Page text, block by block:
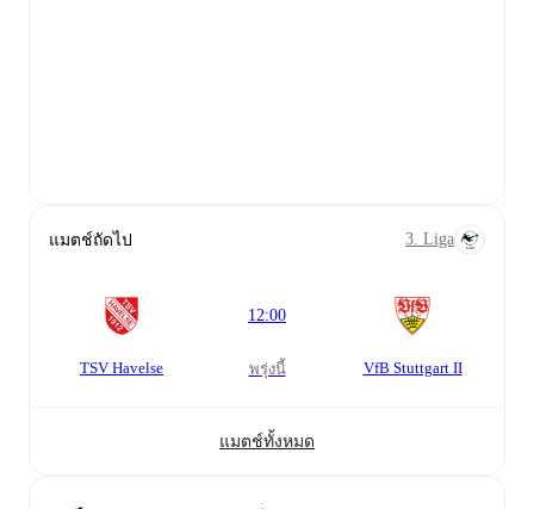
แมตช์ถัดไป 3. Liga
TSV Havelse
12:00
พรุ่งนี้ VfB Stuttgart II
แมตช์ทั้งหมด